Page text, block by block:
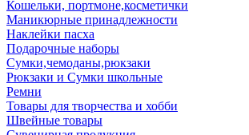
Кошельки, портмоне,косметички
Маникюрные принадлежности
Наклейки пасха
Подарочные наборы
Сумки,чемоданы,рюкзаки
Рюкзаки и Сумки школьные
Ремни
Товары для творчества и хобби
Швейные товары